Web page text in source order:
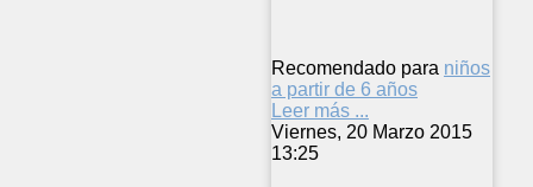
Recomendado para niños
a partir de 6 años
Leer más ...
Viernes, 20 Marzo 2015
13:25